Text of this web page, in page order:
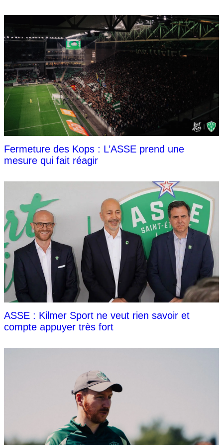
Fermeture des Kops : L’ASSE prend une
mesure qui fait réagir
ASSE : Kilmer Sport ne veut rien savoir et
compte appuyer très fort